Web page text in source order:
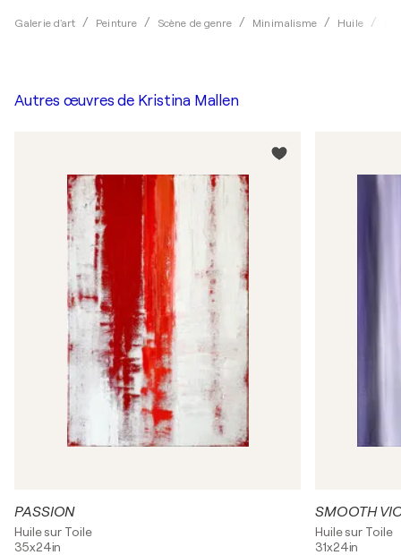
Galerie d'art Peinture Scène de genre Minimalisme Huile
Autres œuvres de Kristina Mallen
PASSION
Huile sur Toile
35x24in
SMOOTH
Huile sur Toile
31x24in